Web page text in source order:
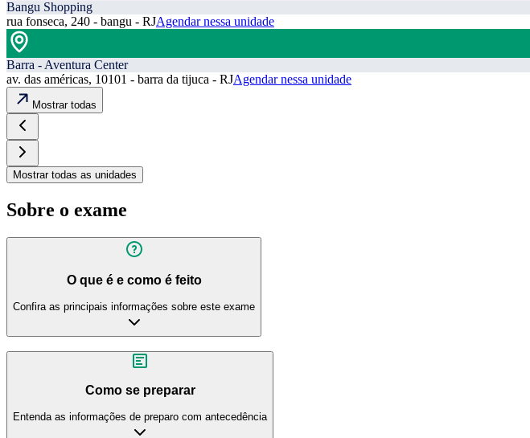
Bangu Shopping
rua fonseca, 240 - bangu - RJAgendar nessa unidade
Barra - Aventura Center
av. das américas, 10101 - barra da tijuca - RJAgendar nessa unidade
Mostrar todas
Mostrar todas as unidades
Sobre o exame
O que é e como é feito
Confira as principais informações sobre este exame
Como se preparar
Entenda as informações de preparo com antecedência